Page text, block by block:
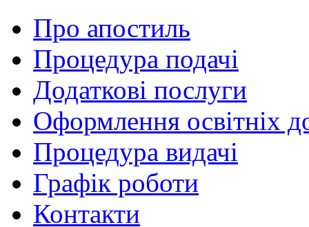
Про апостиль
Процедура подачі
Додаткові послуги
Оформлення освітніх
Процедура видачі
Графік роботи
Контакти